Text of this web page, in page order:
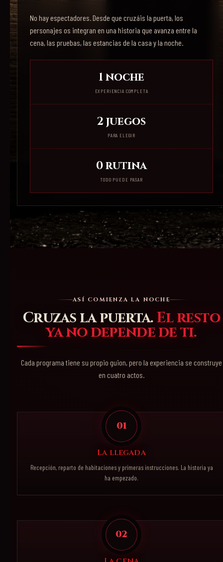
No hay espectadores. Desde que cruzáis la puerta, los
personajes os integran en una historia que avanza entre la
cena, las pruebas, las estancias de la casa y la noche.
1 noche
EXPERIENCIA COMPLETA
2 juegos
PARA ELEGIR
0 rutina
TODO PUEDE PASAR
ASÍ COMIENZA LA NOCHE
Cruzas la puerta.El resto
ya no depende de ti.
Cada programa tiene su propio guion, pero la experiencia se construye
en cuatro actos.
01
La llegada
Recepción, reparto de habitaciones y primeras instrucciones. La historia ya
ha empezado.
02